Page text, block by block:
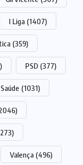
I Liga (1407)
(359)
PSD (377)
Saúde (1031)
Valença (496)